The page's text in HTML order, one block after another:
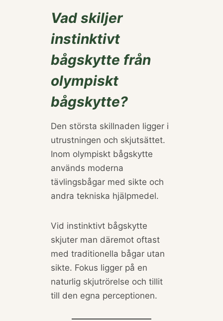
Vad skiljer
instinktivt
bågskytte från
olympiskt
bågskytte?
Den största skillnaden ligger i
utrustningen och skjutsättet.
Inom olympiskt bågskytte
används moderna
tävlingsbågar med sikte och
andra tekniska hjälpmedel.
Vid instinktivt bågskytte
skjuter man däremot oftast
med traditionella bågar utan
sikte. Fokus ligger på en
naturlig skjutrörelse och tillit
till den egna perceptionen.